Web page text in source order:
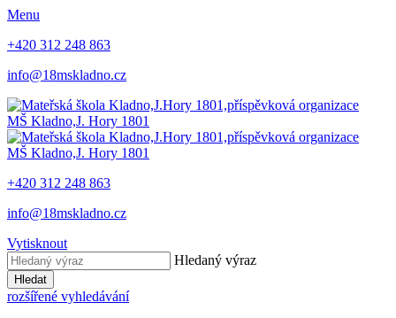
Menu
+420 312 248 863
info@18mskladno.cz
MŠ Kladno,J. Hory 1801
MŠ Kladno,J. Hory 1801
+420 312 248 863
info@18mskladno.cz
Vytisknout
Hledaný výraz
Hledat
rozšířené vyhledávání